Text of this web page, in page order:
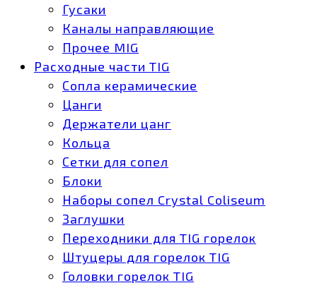
Гусаки
Каналы направляющие
Прочее MIG
Расходные части TIG
Сопла керамические
Цанги
Держатели цанг
Кольца
Сетки для сопел
Блоки
Наборы сопел Crystal Coliseum
Заглушки
Переходники для TIG горелок
Штуцеры для горелок TIG
Головки горелок TIG